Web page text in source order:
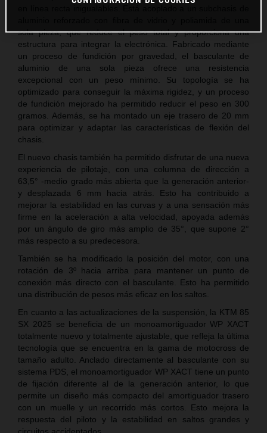
sola pieza, que reduce el peso total y proporciona una
estructura para integrar la electrónica. Fabricado mediante
un proceso de fundición por gravedad, el basculante de
aluminio de una sola pieza ofrece una resistencia
excepcional con un peso mínimo. Su topología se ha
optimizado para conseguir la máxima rigidez, y un proceso
de fundición mejorado ha permitido reducir el peso en 300
gramos. Además, se ha montado un eje trasero de 20 mm
para optimizar y adaptar las características de flexión del
chasis.
El nuevo chasis también ha permitido disfrutar de una nueva
experiencia de pilotaje, con una columna de dirección a
63,5° -medio grado más abierta que la generación anterior-
y desplazada 6 mm hacia atrás. Esto ha contribuido a
mejorar la estabilidad en las curvas y a una sensación más
firme en la aceleración a alta velocidad, apoyada además
por un ángulo de giro más amplio de 35°, que supone 2°
más respecto a su predecesora.
También se ha modificado la posición del motor, con una
rotación de 3º hacia arriba para mantener un punto de
conexión más directo con el basculante. Esto ha permitido
una distribución de pesos más eficaz en los saltos.
En cuanto a las actualizaciones de la suspensión, la KTM 85
SX 2025 se beneficia de un monoamortiguador WP XACT
totalmente nuevo y totalmente ajustable, que refleja la última
tecnología que se encuentra en la gama de motocross de
tamaño adulto. Anclado directamente al basculante con su
sistema PDS, el monoamortiguador WP XACT tiene un punto
de fijación diferente al de la generación anterior, lo que
permite un diseño más compacto del amortiguador trasero
con un muelle y un recorrido más cortos. Esto mejora la
respuesta del piloto y la estabilidad en saltos grandes y
circuitos accidentados.